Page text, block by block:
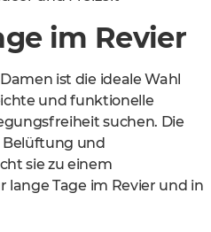
im Revier
ist die ideale Wahl
und funktionelle
suchen. Die
Belüftung und
sie zu einem
lange Tage im Revier und in